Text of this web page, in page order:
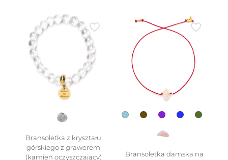
produkt
ma
wariantów.
można
wybrać
na
stronie
produktu
wariantów.
Opcje
produktu
Bransoletka z kryształu
górskiego z grawerem
(kamień oczyszczający)
Bransoletka damska na